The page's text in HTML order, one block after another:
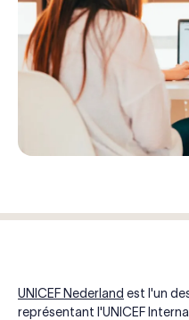
UNICEF Nederland est l'un
représentant l'UNICEF